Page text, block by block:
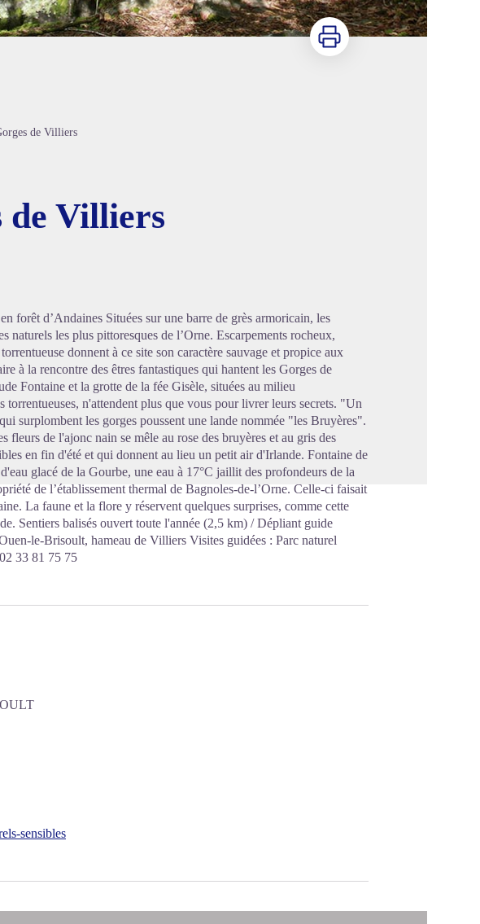
Imprimer
de Villiers
de Villiers
forêt d’Andaines Situées sur une barre de grès armoricain, les
naturels les plus pittoresques de l’Orne. Escarpements rocheux,
donnent à ce site son caractère sauvage et propice aux
à la rencontre des êtres fantastiques qui hantent les Gorges de
Fontaine et la grotte de la fée Gisèle, situées au milieu
torrentueuses, n'attendent plus que vous pour livrer leurs secrets. "Un
surplombent les gorges poussent une lande nommée "les Bruyères".
fleurs de l'ajonc nain se mêle au rose des bruyères et au gris des
en fin d'été et qui donnent au lieu un petit air d'Irlande. Fontaine de
glacé de la Gourbe, une eau à 17°C jaillit des profondeurs de la
de l’établissement thermal de Bagnoles-de-l’Orne. Celle-ci faisait
La faune et la flore y réservent quelques surprises, comme cette
Sentiers balisés ouvert toute l'année (2,5 km) / Dépliant guide
le-Brisoult, hameau de Villiers Visites guidées : Parc naturel
33 81 75 75
sensibles